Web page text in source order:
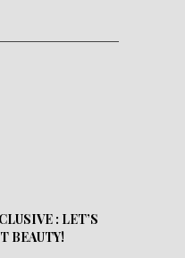
: LET’S
BEAUTY!